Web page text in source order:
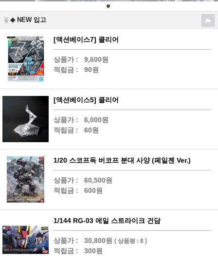
◈ NEW 입고
[액션베이스7] 클리어
상품가 :
9,600원
적립금 :
90원
[액션베이스5] 클리어
상품가 :
6,000원
적립금 :
60원
1/20 스코프독 버코프 분대 사양 (페일젠 Ver.)
상품가 :
60,500원
적립금 :
600원
1/144 RG-03 에일 스트라이크 건담
상품가 : 30,800원 ( 상품평 : 8 )
적립금 : 300원